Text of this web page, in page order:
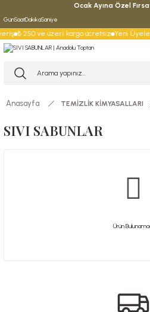
Ocak Ayına Özel
GünSaatDakikaSaniye
₺ 250 ve üzeri kargo ücretsiz Yeni
Anasayfa TEMİZLİK KİMYASALLARI
SIVI SABUNLAR
Ürün